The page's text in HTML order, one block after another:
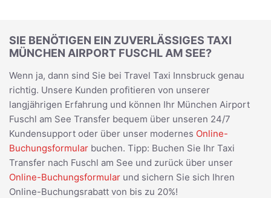
SIE BENÖTIGEN EIN ZUVERLÄSSIGES TAXI
MÜNCHEN AIRPORT FUSCHL AM SEE?
Wenn ja, dann sind Sie bei Travel Taxi Innsbruck genau
richtig. Unsere Kunden profitieren von unserer
langjährigen Erfahrung und können Ihr München Airport
Fuschl am See Transfer bequem über unseren 24/7
Kundensupport oder über unser modernes Online-
Buchungsformular buchen. Tipp: Buchen Sie Ihr Taxi
Transfer nach Fuschl am See und zurück über unser
Online-Buchungsformular und sichern Sie sich Ihren
Online-Buchungsrabatt von bis zu 20%!